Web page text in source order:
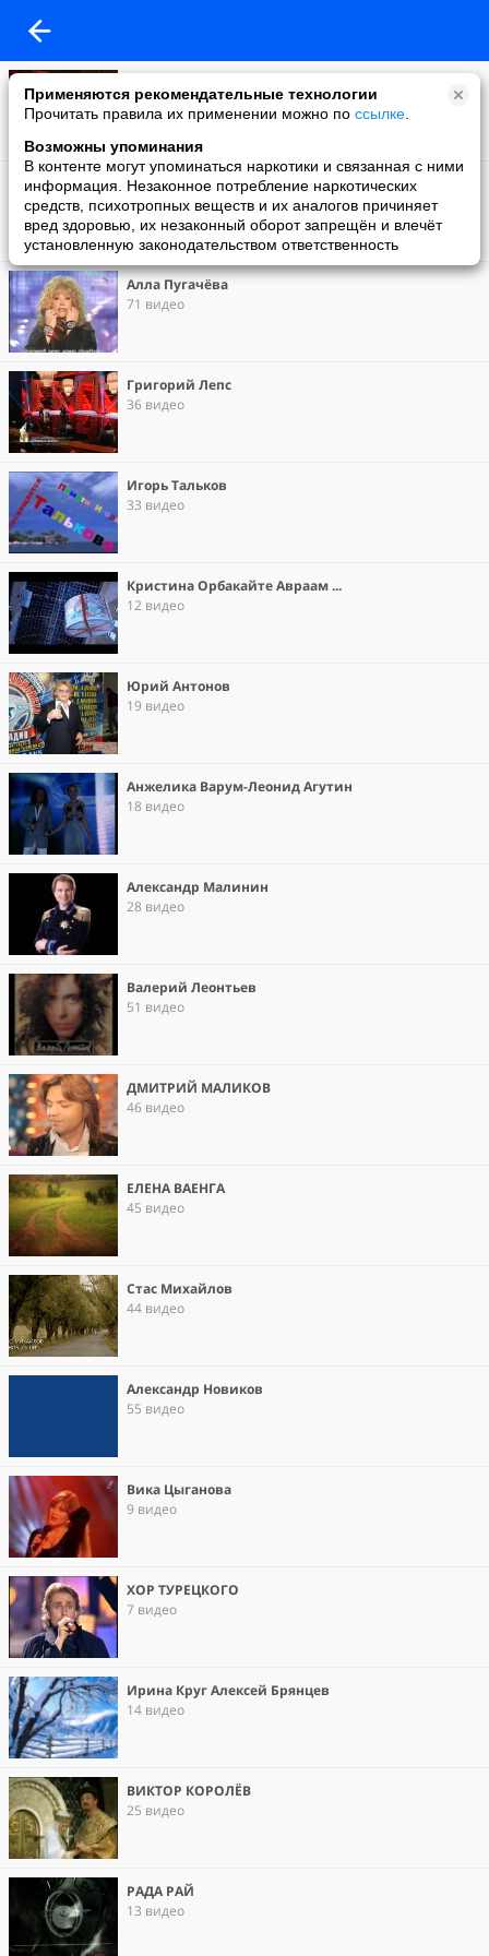
Применяются рекомендательные технологии
Прочитать правила их применении можно по ссылке
Возможны упоминания
В контенте могут упоминаться наркотики и связанная с ними
информация. Незаконное потребление наркотических
средств, психотропных веществ и их аналогов причиняет
вред здоровью, их незаконный оборот запрещён и влечёт
установленную законодательством ответственность
1268 видео
Владимир Семёнович Высоцкий
288 видео
Алла Пугачёва
71 видео
Григорий Лепс
36 видео
Игорь Тальков
33 видео
Кристина Орбакайте Авраам ...
12 видео
Юрий Антонов
19 видео
Анжелика Варум-Леонид Агутин
18 видео
Александр Малинин
28 видео
Валерий Леонтьев
51 видео
ДМИТРИЙ МАЛИКОВ
46 видео
ЕЛЕНА ВАЕНГА
45 видео
Стас Михайлов
44 видео
Александр Новиков
55 видео
Вика Цыганова
9 видео
ХОР ТУРЕЦКОГО
7 видео
Ирина Круг Алексей Брянцев
14 видео
ВИКТОР КОРОЛЁВ
25 видео
РАДА РАЙ
13 видео